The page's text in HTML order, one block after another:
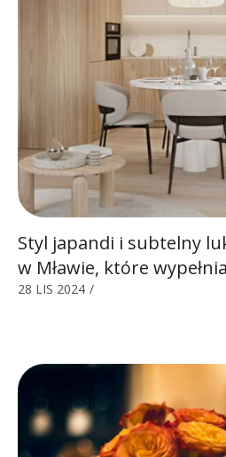
Styl japandi i subtelny
w Mławie, które
28 LIS 2024 /